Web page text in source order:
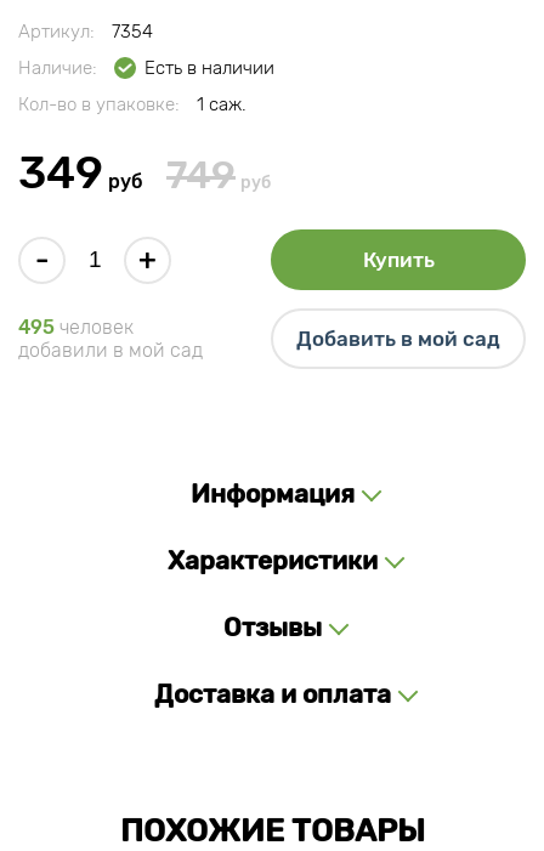
Артикул:
7354
Наличие:
Есть в наличии
Кол-во в упаковке:
1 саж.
349 руб 749 руб
- + Купить
495 человек
добавили в мой сад
Добавить в мой сад
Информация
Характеристики
Отзывы
Доставка и оплата
ПОХОЖИЕ ТОВАРЫ